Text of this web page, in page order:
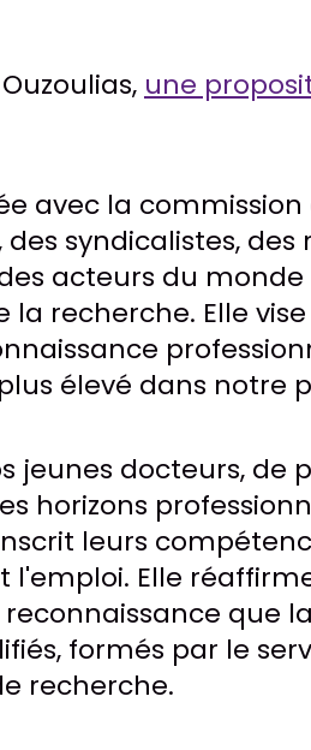
une
avec la
syndicalistes,
acteurs du monde
recherche. Elle
élevé dans notre
jeunes docteurs, de
horizons
leurs
Elle
que
formés par le
recherche.